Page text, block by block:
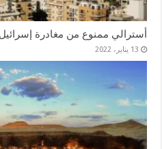
أسترالي ممنوع من مغادرة إسرائيل إلا بعد
13 يناير، 2022